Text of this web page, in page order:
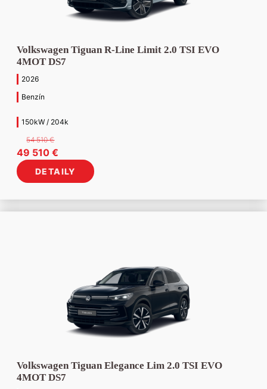
Volkswagen Tiguan R-Line Limit 2.0 TSI EVO
4MOT DS7
2026
Benzín
150kW / 204k
54 510€
Pôvodná
cena
bola:
510 €.
49 510 €Aktuálna
cena
je:
510 €.
DETAILY
Volkswagen Tiguan Elegance Lim 2.0 TSI EVO
4MOT DS7